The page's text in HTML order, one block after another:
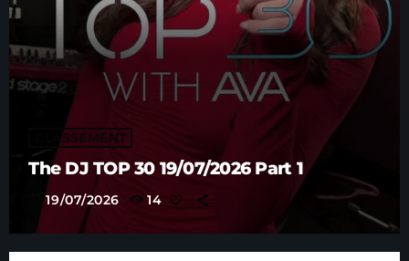
CLASSEMENT
The DJ TOP 30 19/07/2026 Part 1
19/07/2026 14